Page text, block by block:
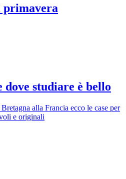
primavera
studiare è bello
alla Francia ecco le case per
e originali